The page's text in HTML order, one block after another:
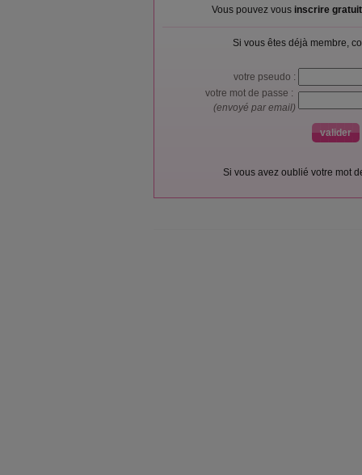
Vous pouvez vous inscrire
Si vous êtes déjà membre,
votre pseudo :
votre mot de passe :
(envoyé par email)
Si vous avez oublié votre mot